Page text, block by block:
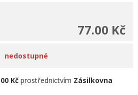
77.00 Kč
nedostupné
Kč prostřednictvím Zásilkovna